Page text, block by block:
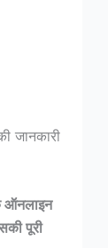
जानकारी
ऑनलाइन
पूरी